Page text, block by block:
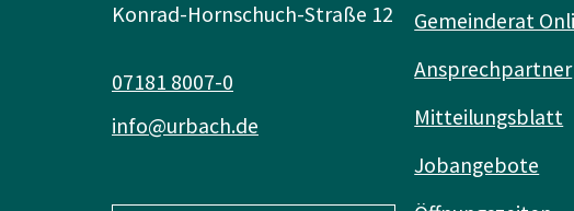
Konrad-Hornschuch-Straße 12
info@urbach.de
07181 8007-0
Gemeinderat
Ansprechpartner
Mitteilungsblatt
Jobangebote